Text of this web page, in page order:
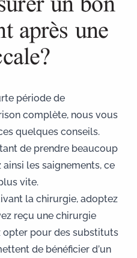
après une
période de
complète, nous vous
quelques conseils.
de prendre beaucoup
les saignements, ce
vite.
la chirurgie, adoptez
reçu unechirurgie
opter pour des substituts
de bénéficier d’un